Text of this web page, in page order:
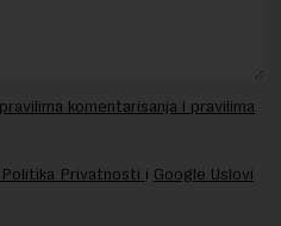
pravilima komentarisanja i pravilima
Privatnosti i Google Uslovi